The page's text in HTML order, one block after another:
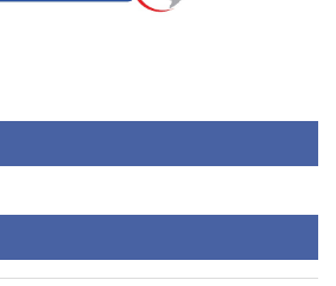
পাস করল না কেউ
সাংবাদিক ও পুলিশ ভিন্ন পেশায় থাকলেও